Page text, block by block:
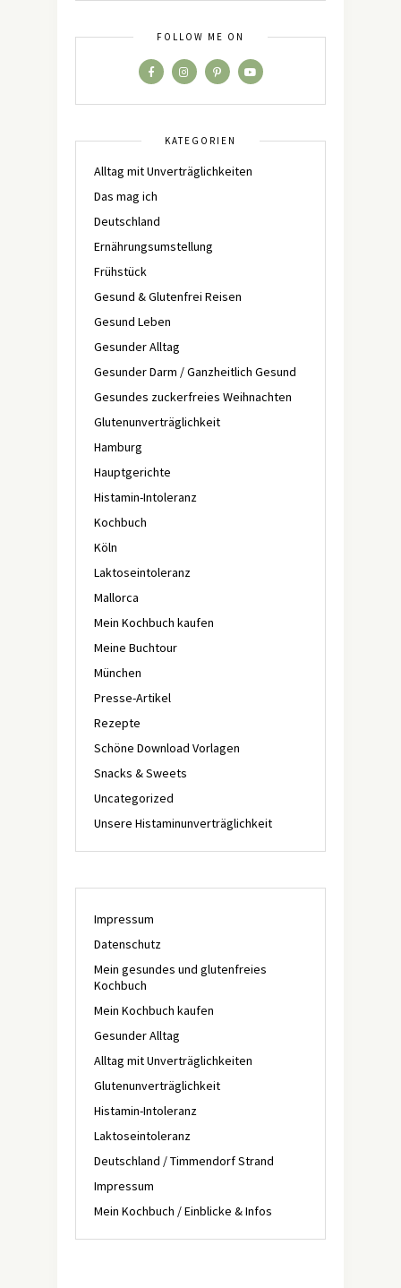
FOLLOW ME ON
KATEGORIEN
Alltag mit Unverträglichkeiten
Das mag ich
Deutschland
Ernährungsumstellung
Frühstück
Gesund & Glutenfrei Reisen
Gesund Leben
Gesunder Alltag
Gesunder Darm / Ganzheitlich Gesund
Gesundes zuckerfreies Weihnachten
Glutenunverträglichkeit
Hamburg
Hauptgerichte
Histamin-Intoleranz
Kochbuch
Köln
Laktoseintoleranz
Mallorca
Mein Kochbuch kaufen
Meine Buchtour
München
Presse-Artikel
Rezepte
Schöne Download Vorlagen
Snacks & Sweets
Uncategorized
Unsere Histaminunverträglichkeit
Impressum
Datenschutz
Mein gesundes und glutenfreies
Kochbuch
Mein Kochbuch kaufen
Gesunder Alltag
Alltag mit Unverträglichkeiten
Glutenunverträglichkeit
Histamin-Intoleranz
Laktoseintoleranz
Deutschland / Timmendorf Strand
Impressum
Mein Kochbuch / Einblicke & Infos